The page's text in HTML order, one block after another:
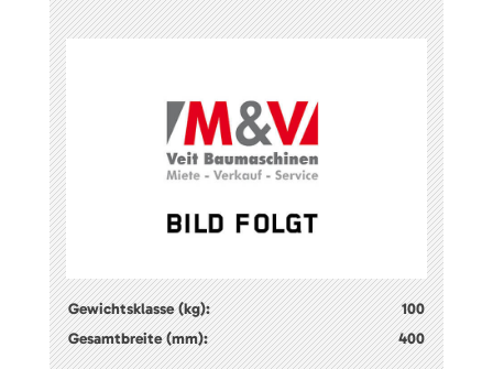
Gewichtsklasse (kg):
100
Gesamtbreite (mm):
400